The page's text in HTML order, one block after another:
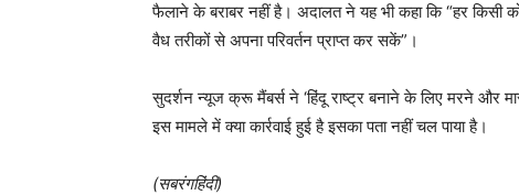
फैलाने के बराबर नहीं है। अदालत ने यह भी कहा कि “हर किसी
वैध तरीकों से अपना परिवर्तन प्राप्त कर सकें”।
सुदर्शन न्यूज क्रू मैंबर्स ने ‘हिंदू राष्ट्र बनाने के लिए मरने और
इस मामले में क्या कार्रवाई हुई है इसका पता नहीं चल पाया है।
(सबरंगहिंदी)